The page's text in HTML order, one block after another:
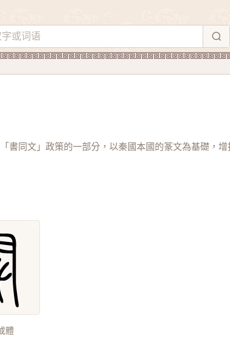
書同文」政策的一部分，以秦國本國的篆文為基礎，
體